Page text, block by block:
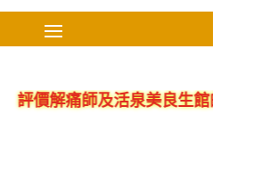
評價解痛師及活泉美良生館的不良